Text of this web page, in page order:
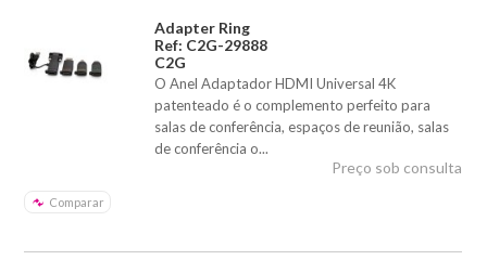
Adapter Ring
Ref: C2G-29888
C2G
O Anel Adaptador HDMI Universal 4K
patenteado é o complemento perfeito para
salas de conferência, espaços de reunião, salas
de conferência o...
Comparar
Preço sob consulta